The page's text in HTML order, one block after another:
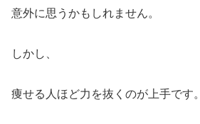
意外に思うかもしれません。
しかし、
痩せる人ほど力を抜くのが上手です。